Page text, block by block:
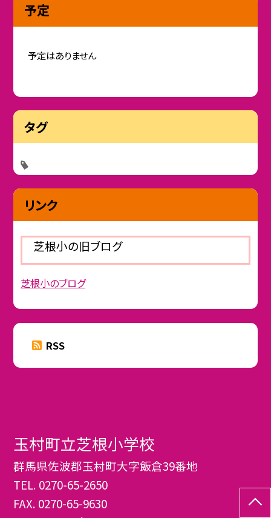
予定
予定はありません
タグ
リンク
芝根小の旧ブログ
芝根小のブログ
RSS
玉村町立芝根小学校
群馬県佐波郡玉村町大字飯倉39番地
TEL. 0270-65-2650
FAX. 0270-65-9630